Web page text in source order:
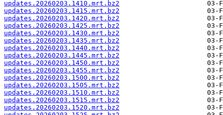
updates.20260203.1410.mrt.bz2
updates.20260203.1415.mrt.bz2
updates.20260203.1420.mrt.bz2
updates.20260203.1425.mrt.bz2
updates.20260203.1430.mrt.bz2
updates.20260203.1435.mrt.bz2
updates.20260203.1440.mrt.bz2
updates.20260203.1445.mrt.bz2
updates.20260203.1450.mrt.bz2
updates.20260203.1455.mrt.bz2
updates.20260203.1500.mrt.bz2
updates.20260203.1505.mrt.bz2
updates.20260203.1510.mrt.bz2
updates.20260203.1515.mrt.bz2
updates.20260203.1520.mrt.bz2